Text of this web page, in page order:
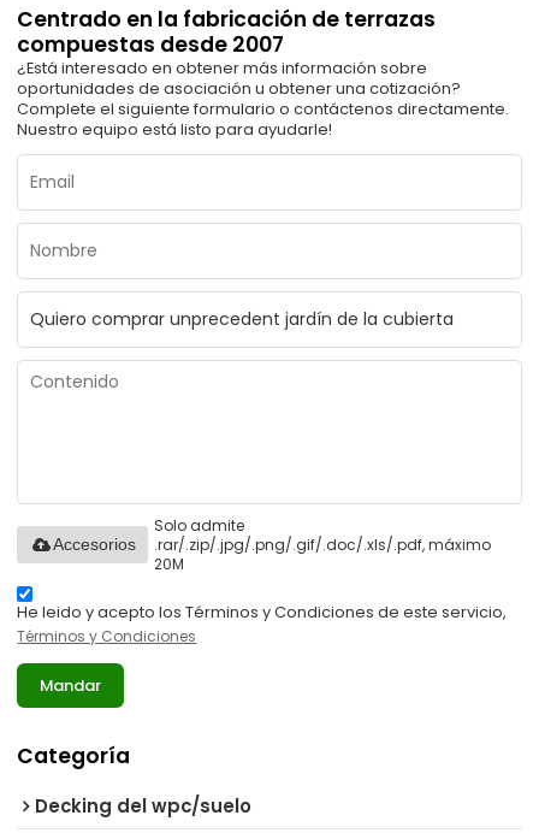
Centrado en la fabricación de terrazas
compuestas desde 2007
¿Está interesado en obtener más información sobre
oportunidades de asociación u obtener una cotización?
Complete el siguiente formulario o contáctenos directamente.
Nuestro equipo está listo para ayudarle!
Solo admite
.rar/.zip/.jpg/.png/.gif/.doc/.xls/.pdf, máximo
20M
Accesorios
He leido y acepto los Términos y Condiciones de este servicio,
Términos y Condiciones
Mandar
Categoría
Decking del wpc/suelo